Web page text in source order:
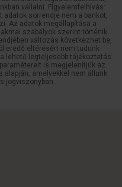
vállalni. Figyelemfelhívás:
sorrendje nem a bankot,
Az adatok megállapítása a
szabályok szerint történik.
változás következhet be,
eredő eltérésért nem tudunk
lehető legteljesebb tájékoztatás
is megjelenítjük az
amelyekkel nem állunk
jogviszonyban.